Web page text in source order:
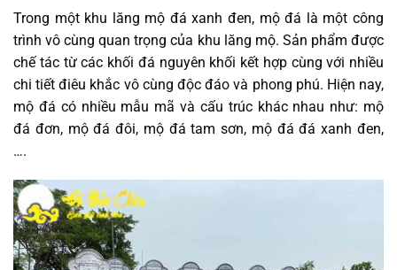
Trong một khu lăng mộ đá xanh đen, mộ đá là một công
trình vô cùng quan trọng của khu lăng mộ. Sản phẩm được
chế tác từ các khối đá nguyên khối kết hợp cùng với nhiều
chi tiết điêu khắc vô cùng độc đáo và phong phú. Hiện nay,
mộ đá có nhiều mẫu mã và cấu trúc khác nhau như: mộ
đá đơn, mộ đá đôi, mộ đá tam sơn, mộ đá đá xanh đen,
….